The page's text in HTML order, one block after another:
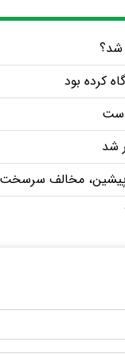
شد؟
کرده بود
شد
مخالف سرسخت